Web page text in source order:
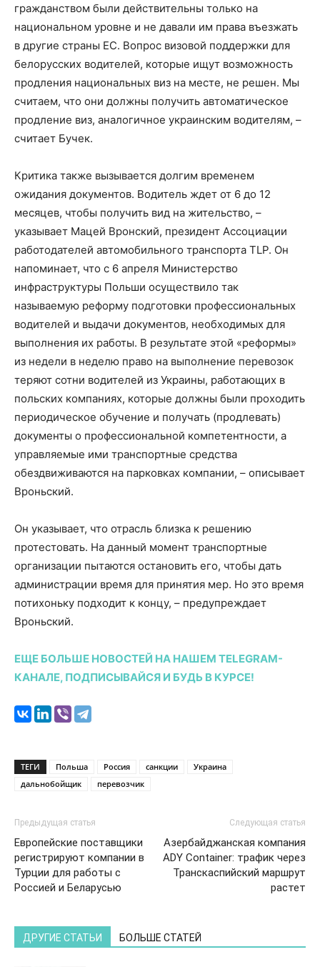
гражданством были действительны только на
национальном уровне и не давали им права въезжать
в другие страны ЕС. Вопрос визовой поддержки для
белорусских водителей, которые ищут возможность
продления национальных виз на месте, не решен. Мы
считаем, что они должны получить автоматическое
продление виз, аналогичное украинским водителям, –
считает Бучек.
Критика также вызывается долгим временем
ожидания документов. Водитель ждет от 6 до 12
месяцев, чтобы получить вид на жительство, –
указывает Мацей Вронский, президент Ассоциации
работодателей автомобильного транспорта TLP. Он
напоминает, что с 6 апреля Министерство
инфраструктуры Польши осуществило так
называемую реформу подготовки профессиональных
водителей и выдачи документов, необходимых для
выполнения их работы. В результате этой «реформы»
из недели в неделю право на выполнение перевозок
теряют сотни водителей из Украины, работающих в
польских компаниях, которые должны были проходить
периодическое обучение и получать (продлевать)
документы о профессиональной компетентности, а
управляемые ими транспортные средства
обездвиживаются на парковках компании, – описывает
Вроньский.
Он указывает, что отрасль близка к решению
протестовать. На данный момент транспортные
организации пытаются остановить его, чтобы дать
администрации время для принятия мер. Но это время
потихоньку подходит к концу, – предупреждает
Вроньский.
ЕЩЕ БОЛЬШЕ НОВОСТЕЙ НА НАШЕМ TELEGRAM-
КАНАЛЕ, ПОДПИСЫВАЙСЯ И БУДЬ В КУРСЕ!
ТЕГИ Польша Россия санкции
Украина
дальнобойщик
перевозчик
Предыдущая статья
Европейские поставщики
регистрируют компании в
Турции для работы с
Россией и Беларусью
Следующая статья
Азербайджанская компания
ADY Container: трафик через
Транскаспийский маршрут
растет
ДРУГИЕ СТАТЬИ БОЛЬШЕ СТАТЕЙ